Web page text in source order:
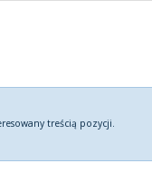
treścią pozycji.